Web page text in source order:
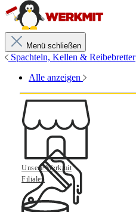
Menü schließen
Spachteln, Kellen & Reibebretter
Alle anzeigen
Unsere Werkmit
Filialen